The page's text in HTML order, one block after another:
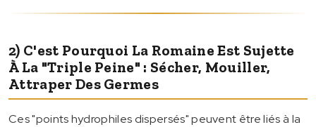
2) C'est Pourquoi La Romaine Est Sujette
À La "triple Peine" : Sécher, Mouiller,
Attraper Des Germes
Ces "points hydrophiles dispersés" peuvent être liés à la